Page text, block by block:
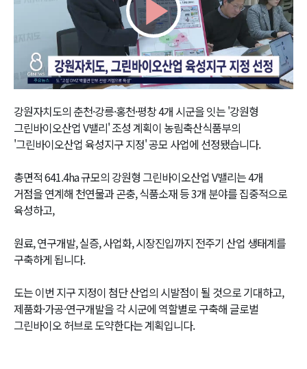
Play
Video
강원자치도의 춘천·강릉·홍천·평창 4개 시군을 잇는 '강원형
그린바이오산업 V밸리' 조성 계획이 농림축산식품부의
'그린바이오산업 육성지구 지정' 공모 사업에 선정됐습니다.
총면적 641.4ha 규모의 강원형 그린바이오산업 V밸리는 4개
거점을 연계해 천연물과 곤충, 식품소재 등 3개 분야를 집중적으로
육성하고,
원료, 연구개발, 실증, 사업화, 시장진입까지 전주기 산업 생태계를
구축하게 됩니다.
도는 이번 지구 지정이 첨단 산업의 시발점이 될 것으로 기대하고,
제품화·가공·연구개발을 각 시군에 역할별로 구축해 글로벌
그린바이오 허브로 도약한다는 계획입니다.